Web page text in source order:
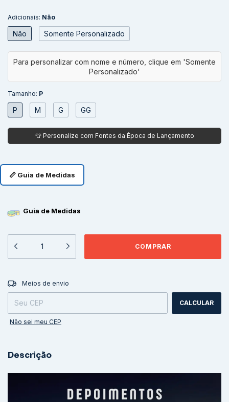
Adicionais: Não
Não Somente Personalizado
Tamanho: P
P M G GG
📏 Guia de Medidas
Guia de Medidas
Entregas para o CEP:
Meios de envio
CALCULAR
Não sei meu CEP
Descrição